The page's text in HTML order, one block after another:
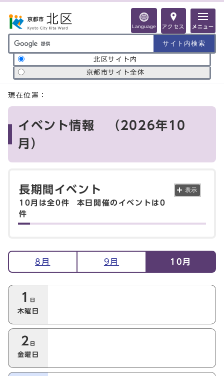
Language アクセス メニュー
サイト内検索の範囲
北区サイト内
京都市サイト全体
ここから本文です
現在位置：
イベント情報 （2026年10
月）
長期間イベント
10月は全0件
本日開催のイベントは0
件
表示
イベント情報
8月 9月 10月
今月の本日以降のイベント
1 日
木曜日
2 日
金曜日